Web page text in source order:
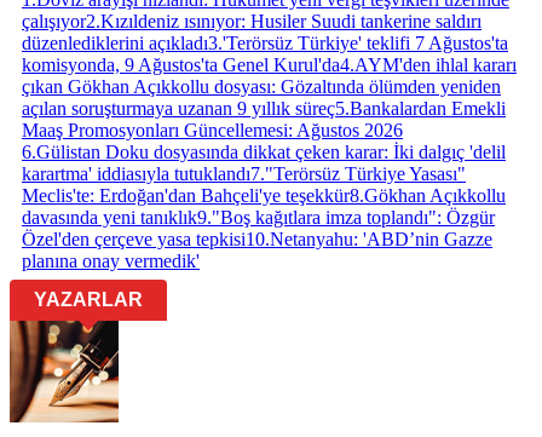
çalışıyor2.Kızıldeniz ısınıyor: Husiler Suudi tankerine saldırı
düzenlediklerini açıkladı3.'Terörsüz Türkiye' teklifi 7 Ağustos'ta
komisyonda, 9 Ağustos'ta Genel Kurul'da4.AYM'den ihlal kararı
çıkan Gökhan Açıkkollu dosyası: Gözaltında ölümden yeniden
açılan soruşturmaya uzanan 9 yıllık süreç5.Bankalardan Emekli
Maaş Promosyonları Güncellemesi: Ağustos 2026
6.Gülistan Doku dosyasında dikkat çeken karar: İki dalgıç 'delil
karartma' iddiasıyla tutuklandı7."Terörsüz Türkiye Yasası"
Meclis'te: Erdoğan'dan Bahçeli'ye teşekkür8.Gökhan Açıkkollu
davasında yeni tanıklık9."Boş kağıtlara imza toplandı": Özgür
Özel'den çerçeve yasa tepkisi10.Netanyahu: 'ABD’nin Gazze
planına onay vermedik'
YAZARLAR